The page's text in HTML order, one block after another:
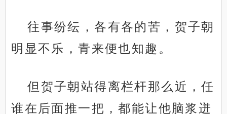
往事纷纭，各有各的苦，贺子朝
明显不乐，青来便也知趣。
但贺子朝站得离栏杆那么近，任
谁在后面推一把，都能让他脑浆迸